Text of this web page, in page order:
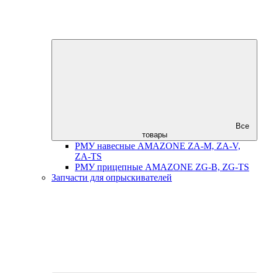
Все
товары
РМУ навесные AMAZONE ZA-M, ZA-V,
ZA-TS
РМУ прицепные AMAZONE ZG-B, ZG-TS
Запчасти для опрыскивателей